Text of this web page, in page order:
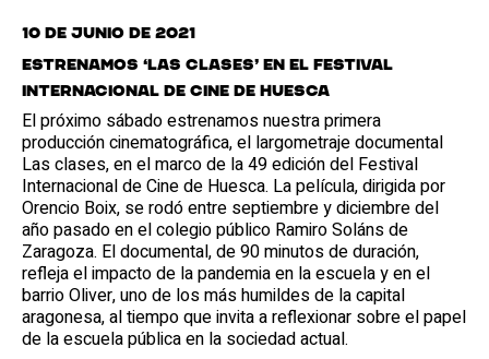
10 de junio de 2021
Estrenamos ‘Las clases’ en el Festival
Internacional de Cine de Huesca
El próximo sábado estrenamos nuestra primera
producción cinematográfica, el largometraje documental
Las clases, en el marco de la 49 edición del Festival
Internacional de Cine de Huesca. La película, dirigida por
Orencio Boix, se rodó entre septiembre y diciembre del
año pasado en el colegio público Ramiro Soláns de
Zaragoza. El documental, de 90 minutos de duración,
refleja el impacto de la pandemia en la escuela y en el
barrio Oliver, uno de los más humildes de la capital
aragonesa, al tiempo que invita a reflexionar sobre el papel
de la escuela pública en la sociedad actual.